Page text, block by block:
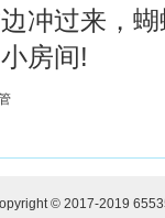
冲过来，
房间!
© 2017-2019